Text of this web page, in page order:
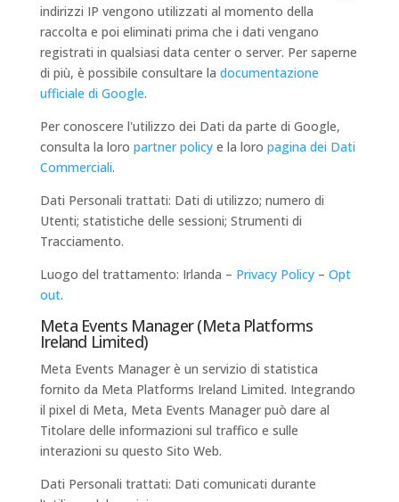
indirizzi IP vengono utilizzati al momento della
raccolta e poi eliminati prima che i dati vengano
registrati in qualsiasi data center o server. Per saperne
di più, è possibile consultare la documentazione
ufficiale di Google.
Per conoscere l'utilizzo dei Dati da parte di Google,
consulta la loro partner policye la loro pagina dei Dati
Commerciali.
Dati Personali trattati: Dati di utilizzo; numero di
Utenti; statistiche delle sessioni; Strumenti di
Tracciamento.
Luogo del trattamento: Irlanda – Privacy Policy– Opt
out.
Meta Events Manager (Meta Platforms
Ireland Limited)
Meta Events Manager è un servizio di statistica
fornito da Meta Platforms Ireland Limited. Integrando
il pixel di Meta, Meta Events Manager può dare al
Titolare delle informazioni sul traffico e sulle
interazioni su questo Sito Web.
Dati Personali trattati: Dati comunicati durante